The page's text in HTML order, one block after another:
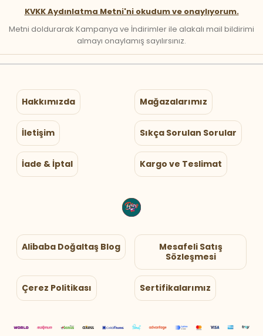
KVKK Aydınlatma Metni'ni okudum ve onaylıyorum.
Metni doldurarak Kampanya ve İndirimler ile alakalı mail bildirimi
almayı onaylamış sayılırsınız.
Hakkımızda Mağazalarımız
İletişim Sıkça Sorulan Sorular
İade & İptal Kargo ve Teslimat
Alibaba Doğaltaş Blog
Mesafeli Satış
Sözleşmesi
Çerez Politikası Sertifikalarımız